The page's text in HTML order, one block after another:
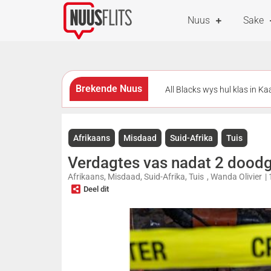
Nuus Sake
Brekende Nuus All Blacks wys hul klas in
All Blacks skakel oor na ’n
punte agter
Afrikaans Misdaad Suid-Afrika Tuis
Verdagtes vas nadat 2
Afrikaans, Misdaad, Suid-Afrika, Tuis , Wanda Olivier |
Deel dit